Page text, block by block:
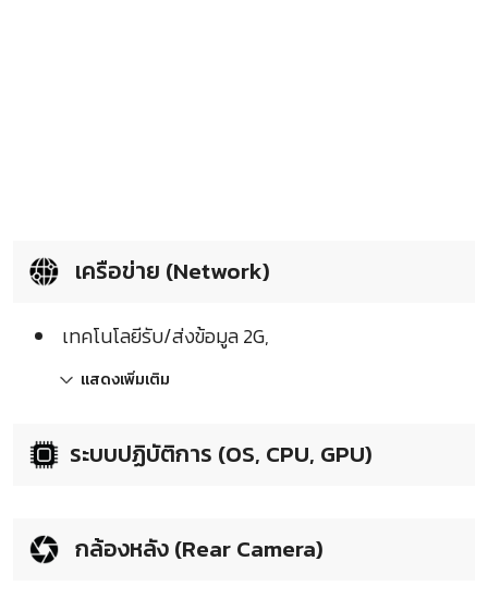
เครือข่าย (Network)
เทคโนโลยีรับ/ส่งข้อมูล 2G,
แสดงเพิ่มเติม
ระบบปฏิบัติการ (OS, CPU, GPU)
กล้องหลัง (Rear Camera)